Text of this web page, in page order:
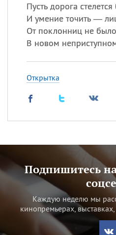
Пусть дорога
И умение точить —
От поклонниц не
В новом
Открытка
Подпишитесь
Каждую неделю мы
кинопремьерах,